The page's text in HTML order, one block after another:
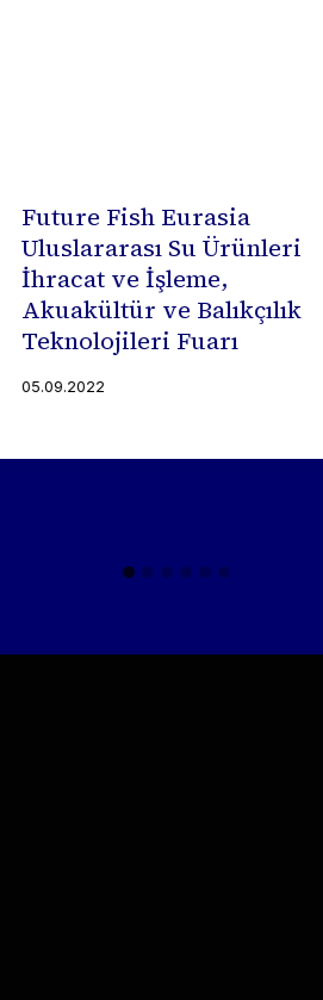
Future Fish Eurasia
Uluslararası Su Ürünleri
İhracat ve İşleme,
Akuakültür ve Balıkçılık
Teknolojileri Fuarı
05.09.2022